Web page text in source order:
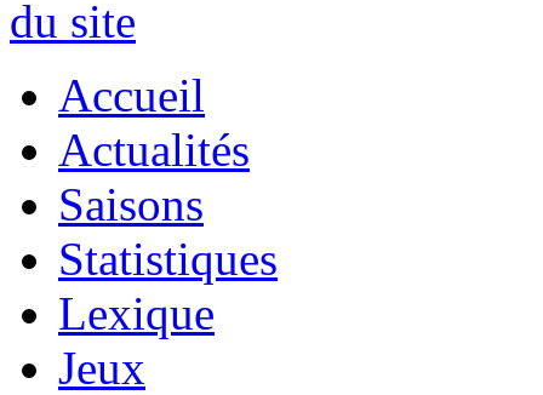
Accueil
Actualités
Saisons
Statistiques
Lexique
Jeux